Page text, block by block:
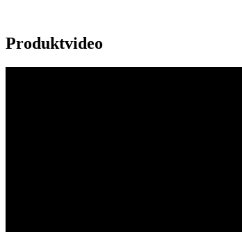
Produktvideo